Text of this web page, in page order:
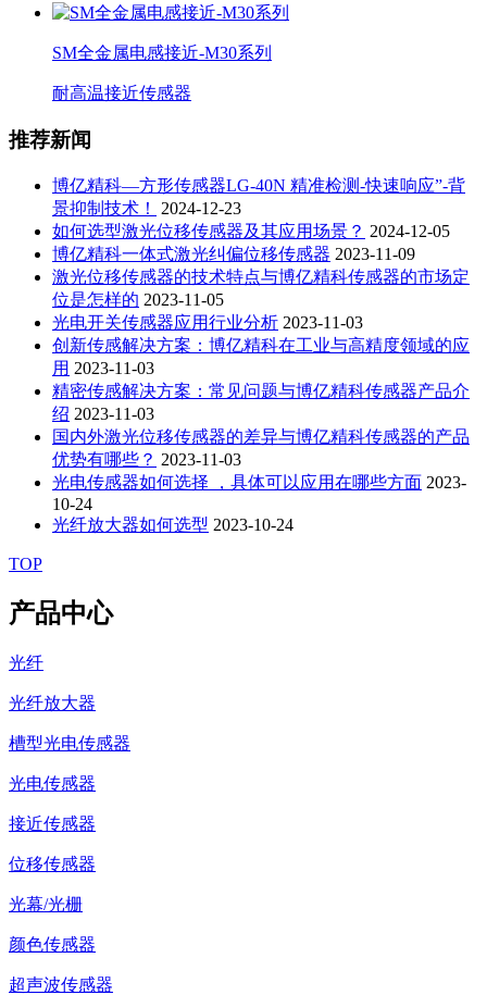
SM全金属电感接近-M30系列
耐高温接近传感器
推荐新闻
博亿精科—方形传感器LG-40N 精准检测-快速响应”-背
景抑制技术！
2024-12-23
如何选型激光位移传感器及其应用场景？ 2024-12-05
博亿精科一体式激光纠偏位移传感器 2023-11-09
激光位移传感器的技术特点与博亿精科传感器的市场定
位是怎样的 2023-11-05
光电开关传感器应用行业分析 2023-11-03
创新传感解决方案：博亿精科在工业与高精度领域的应
用 2023-11-03
精密传感解决方案：常见问题与博亿精科传感器产品介
绍 2023-11-03
国内外激光位移传感器的差异与博亿精科传感器的产品
优势有哪些？ 2023-11-03
光电传感器如何选择 ，具体可以应用在哪些方面 2023-
10-24
光纤放大器如何选型 2023-10-24
TOP
产品中心
光纤
光纤放大器
槽型光电传感器
光电传感器
接近传感器
位移传感器
光幕/光栅
颜色传感器
超声波传感器